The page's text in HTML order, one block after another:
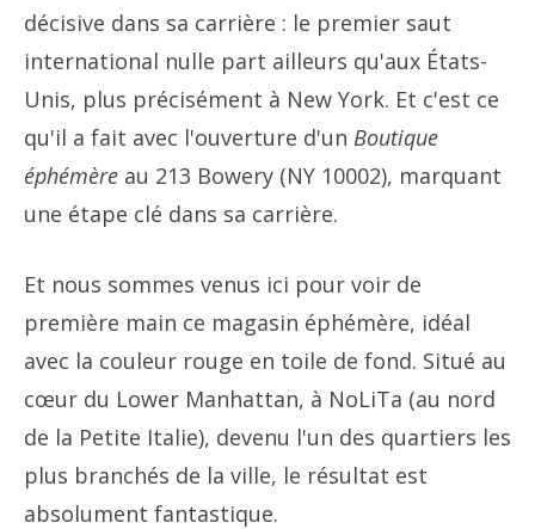
décisive dans sa carrière : le premier saut
international nulle part ailleurs qu'aux États-
Unis, plus précisément à New York. Et c'est ce
qu'il a fait avec l'ouverture d'un Boutique
éphémère au 213 Bowery (NY 10002), marquant
une étape clé dans sa carrière.
Et nous sommes venus ici pour voir de
première main ce magasin éphémère, idéal
avec la couleur rouge en toile de fond. Situé au
cœur du Lower Manhattan, à NoLiTa (au nord
de la Petite Italie), devenu l'un des quartiers les
plus branchés de la ville, le résultat est
absolument fantastique.